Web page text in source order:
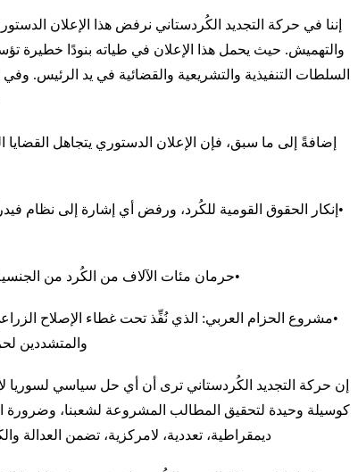
إننا في حركة التجديد الكُردستاني نرفض هذا الإعلان
والتهميش. حيث يحمل هذا الإعلان في طياته بنودًا خطيرة
السلطات التنفيذية والتشريعية والقضائية في يد الرئيس.
إضافةً إلى ما سبق، فإن الإعلان الدستوري يتجاهل
•إنكار الحقوق القومية للكُرد، ورفض أي إشارة إلى نظام
•حرمان مئات الآلاف من الكُرد من الجنسية السورية،
•مشروع الحزام العربي: الذي نُفِّذ تحت غطاء الإصلاح
والمتشددين
إن حركة التجديد الكُردستاني ترى أن أي حل سياسي لسوريا
كوسيلة وحيدة لتحقيق المطالب المشروعة لشعبنا، وضرورة
ديمقراطية، تعددية، لامركزية، تضمن العدالة